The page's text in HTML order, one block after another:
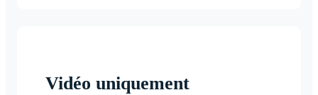
Vidéo uniquement